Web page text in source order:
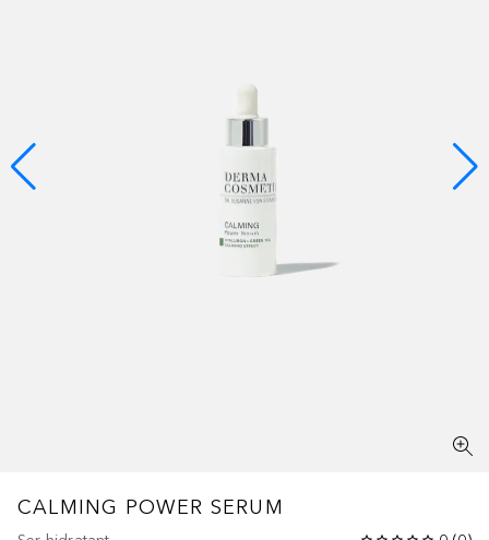
CALMING POWER SERUM